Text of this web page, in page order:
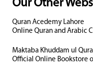
Our Other
Quran Acedemy Lahore
Online Quran and Arabic
Maktaba Khuddam ul
Official Online Bookstore